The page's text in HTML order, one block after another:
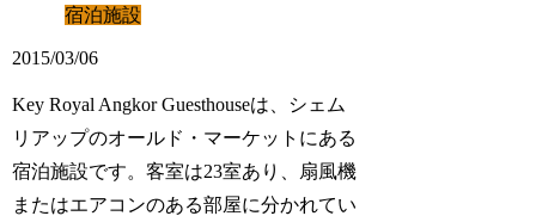
宿泊施設
2015/03/06
Key Royal Angkor Guesthouseは、シェム
リアップのオールド・マーケットにある
宿泊施設です。客室は23室あり、扇風機
またはエアコンのある部屋に分かれてい